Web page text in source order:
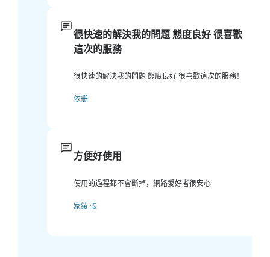
很快速的解決我的問題 態度良好 很喜歡
這次的服務
很快速的解決我的問題 態度良好 很喜歡這次的服務！
依珊
方便好使用
使用的過程都不會斷掉，網路愛好者很安心
家綾 張